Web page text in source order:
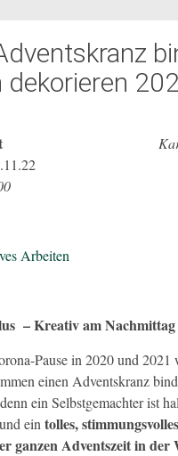
dekorieren
Arbeiten
– Kreativ am Nachmittag
Pause in 2020 und
einen Adventskranz
ein Selbstgemachter ist
ein tolles,
ganzen Adventszeit in der